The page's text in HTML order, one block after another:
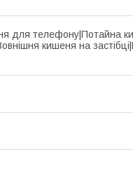
для телефону|Потайна
кишеня на